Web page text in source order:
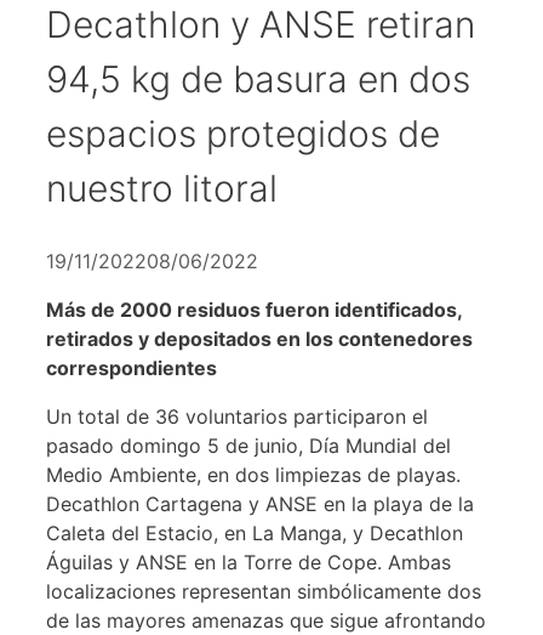
Decathlon y ANSE retiran
94,5 kg de basura en dos
espacios protegidos de
nuestro litoral
19/11/202208/06/2022
Más de 2000 residuos fueron identificados,
retirados y depositados en los contenedores
correspondientes
Un total de 36 voluntarios participaron el
pasado domingo 5 de junio, Día Mundial del
Medio Ambiente, en dos limpiezas de playas.
Decathlon Cartagena y ANSE en la playa de la
Caleta del Estacio, en La Manga, y Decathlon
Águilas y ANSE en la Torre de Cope. Ambas
localizaciones representan simbólicamente dos
de las mayores amenazas que sigue afrontando